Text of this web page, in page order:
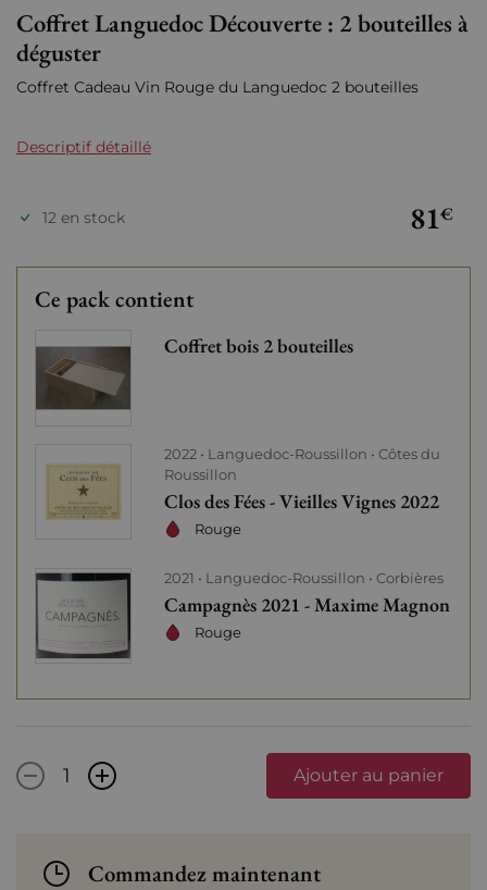
Coffret Languedoc Découverte : 2 bouteilles à
déguster
Coffret Cadeau Vin Rouge du Languedoc 2 bouteilles
Descriptif détaillé
81€
12 en stock
Ce pack contient
Coffret bois 2 bouteilles
2022 Languedoc-Roussillon
Côtes du
Roussillon
Clos des Fées - Vieilles Vignes 2022
Rouge
2021 Languedoc-Roussillon Corbières
Campagnès 2021 - Maxime Magnon
Rouge
- + Ajouter au panier
Commandez maintenant